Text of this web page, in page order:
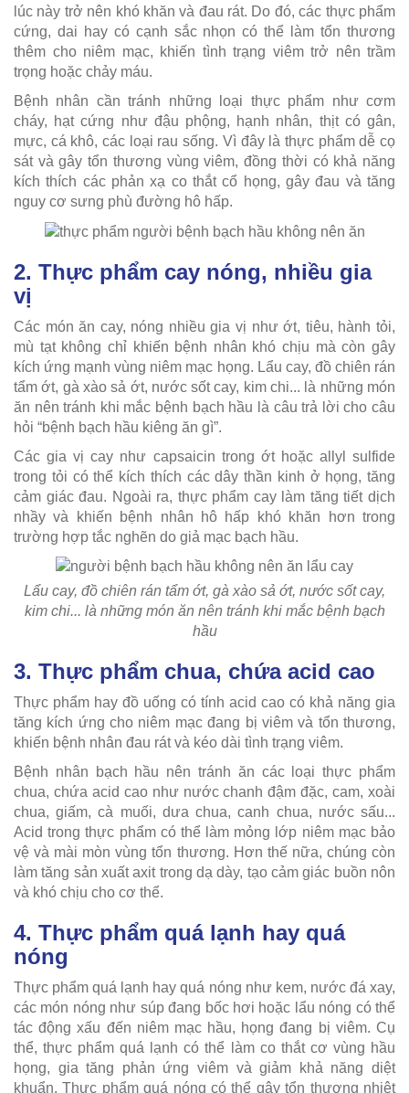
lúc này trở nên khó khăn và đau rát. Do đó, các thực phẩm
cứng, dai hay có cạnh sắc nhọn có thể làm tổn thương
thêm cho niêm mạc, khiến tình trạng viêm trở nên trầm
trọng hoặc chảy máu.
Bệnh nhân cần tránh những loại thực phẩm như cơm
cháy, hạt cứng như đậu phộng, hạnh nhân, thịt có gân,
mực, cá khô, các loại rau sống. Vì đây là thực phẩm dễ cọ
sát và gây tổn thương vùng viêm, đồng thời có khả năng
kích thích các phản xạ co thắt cổ họng, gây đau và tăng
nguy cơ sưng phù đường hô hấp.
2. Thực phẩm cay nóng, nhiều gia
vị
Các món ăn cay, nóng nhiều gia vị như ớt, tiêu, hành tỏi,
mù tạt không chỉ khiến bệnh nhân khó chịu mà còn gây
kích ứng mạnh vùng niêm mạc họng. Lẩu cay, đồ chiên rán
tẩm ớt, gà xào sả ớt, nước sốt cay, kim chi... là những món
ăn nên tránh khi mắc bệnh bạch hầu là câu trả lời cho câu
hỏi “bệnh bạch hầu kiêng ăn gì”.
Các gia vị cay như capsaicin trong ớt hoặc allyl sulfide
trong tỏi có thể kích thích các dây thần kinh ở họng, tăng
cảm giác đau. Ngoài ra, thực phẩm cay làm tăng tiết dịch
nhầy và khiến bệnh nhân hô hấp khó khăn hơn trong
trường hợp tắc nghẽn do giả mạc bạch hầu.
Lẩu cay, đồ chiên rán tẩm ớt, gà xào sả ớt, nước sốt cay,
kim chi... là những món ăn nên tránh khi mắc bệnh bạch
hầu
3. Thực phẩm chua, chứa acid cao
Thực phẩm hay đồ uống có tính acid cao có khả năng gia
tăng kích ứng cho niêm mạc đang bị viêm và tổn thương,
khiến bệnh nhân đau rát và kéo dài tình trạng viêm.
Bệnh nhân bạch hầu nên tránh ăn các loại thực phẩm
chua, chứa acid cao như nước chanh đậm đặc, cam, xoài
chua, giấm, cà muối, dưa chua, canh chua, nước sấu...
Acid trong thực phẩm có thể làm mỏng lớp niêm mạc bảo
vệ và mài mòn vùng tổn thương. Hơn thế nữa, chúng còn
làm tăng sản xuất axit trong dạ dày, tạo cảm giác buồn nôn
và khó chịu cho cơ thể.
4. Thực phẩm quá lạnh hay quá
nóng
Thực phẩm quá lạnh hay quá nóng như kem, nước đá xay,
các món nóng như súp đang bốc hơi hoặc lẩu nóng có thể
tác động xấu đến niêm mạc hầu, họng đang bị viêm. Cụ
thể, thực phẩm quá lạnh có thể làm co thắt cơ vùng hầu
họng, gia tăng phản ứng viêm và giảm khả năng diệt
khuẩn. Thực phẩm quá nóng có thể gây tổn thương nhiệt